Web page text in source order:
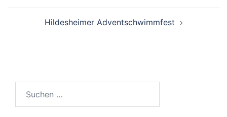
Hildesheimer Adventschwimmfest